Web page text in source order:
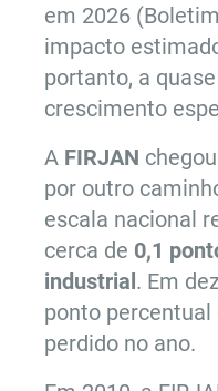
em 2026
impacto
portanto, a
crescimento
A FIRJAN
por outro
escala nacional
cerca de 0,1
industrial. Em
ponto percentual
perdido no ano.